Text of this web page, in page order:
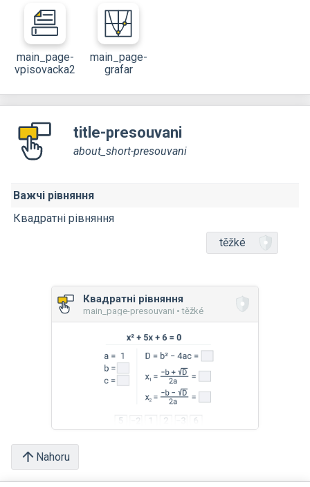
main_page-
vpisovacka2
main_page-
grafar
title-presouvani
about_short-presouvani
Важчі рівняння
Квадратні рівняння
těžké
Квадратні рівняння
main_page-presouvani • těžké
Nahoru